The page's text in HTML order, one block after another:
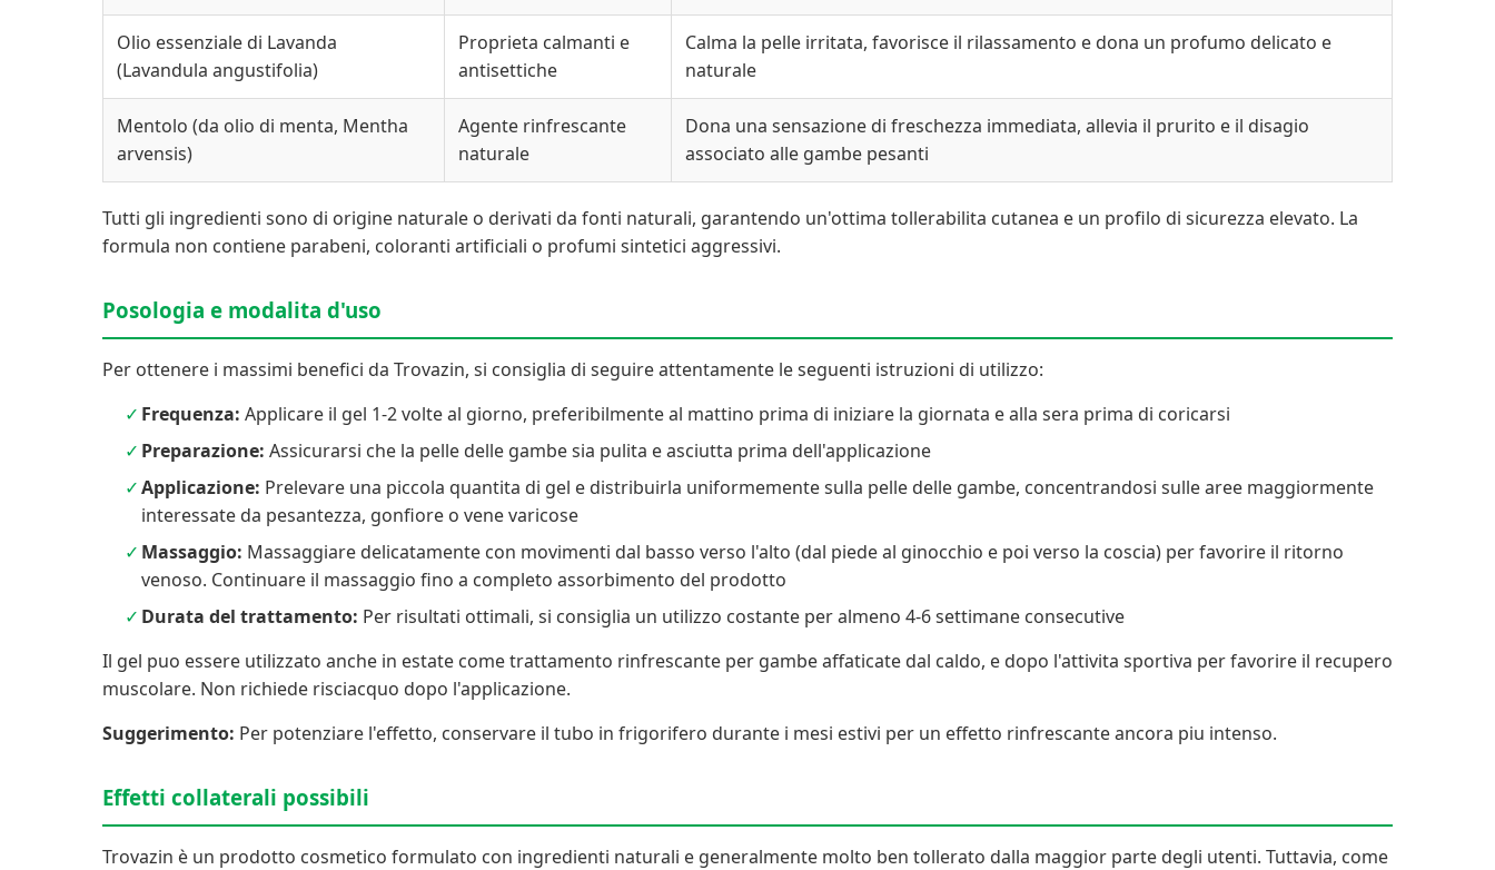
Olio essenziale di Lavanda
(Lavandula angustifolia)
Proprieta calmanti e
antisettiche
Calma la pelle irritata, favorisce il rilassamento e dona un profumo delicato e
naturale
Mentolo (da olio di menta, Mentha
arvensis)
Agente rinfrescante
naturale
Dona una sensazione di freschezza immediata, allevia il prurito e il disagio
associato alle gambe pesanti
Tutti gli ingredienti sono di origine naturale o derivati da fonti naturali, garantendo un'ottima tollerabilita cutanea e un profilo di sicurezza elevato. La
formula non contiene parabeni, coloranti artificiali o profumi sintetici aggressivi.
Posologia e modalita d'uso
Per ottenere i massimi benefici da Trovazin, si consiglia di seguire attentamente le seguenti istruzioni di utilizzo:
Frequenza: Applicare il gel 1-2 volte al giorno, preferibilmente al mattino prima di iniziare la giornata e alla sera prima di coricarsi
Preparazione: Assicurarsi che la pelle delle gambe sia pulita e asciutta prima dell'applicazione
Applicazione: Prelevare una piccola quantita di gel e distribuirla uniformemente sulla pelle delle gambe, concentrandosi sulle aree maggiormente
interessate da pesantezza, gonfiore o vene varicose
Massaggio: Massaggiare delicatamente con movimenti dal basso verso l'alto (dal piede al ginocchio e poi verso la coscia) per favorire il ritorno
venoso. Continuare il massaggio fino a completo assorbimento del prodotto
Durata del trattamento: Per risultati ottimali, si consiglia un utilizzo costante per almeno 4-6 settimane consecutive
Il gel puo essere utilizzato anche in estate come trattamento rinfrescante per gambe affaticate dal caldo, e dopo l'attivita sportiva per favorire il recupero
muscolare. Non richiede risciacquo dopo l'applicazione.
Suggerimento: Per potenziare l'effetto, conservare il tubo in frigorifero durante i mesi estivi per un effetto rinfrescante ancora piu intenso.
Effetti collaterali possibili
Trovazin è un prodotto cosmetico formulato con ingredienti naturali e generalmente molto ben tollerato dalla maggior parte degli utenti. Tuttavia, come